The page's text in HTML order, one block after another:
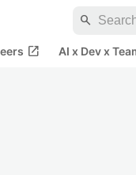
search
open_in_new AI x Dev x